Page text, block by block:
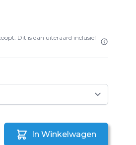
Dit is dan uiteraard inclusief
In Winkelwagen